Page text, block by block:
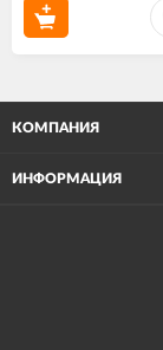
КОМПАНИЯ
ИНФОРМАЦИЯ